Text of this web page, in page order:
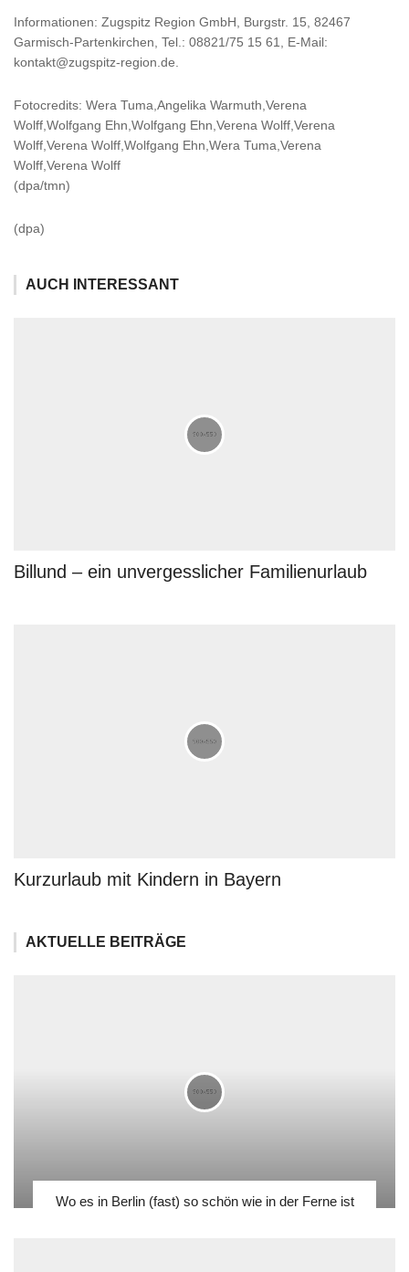
Informationen: Zugspitz Region GmbH, Burgstr. 15, 82467
Garmisch-Partenkirchen, Tel.: 08821/75 15 61, E-Mail:
kontakt@zugspitz-region.de.
Fotocredits: Wera Tuma,Angelika Warmuth,Verena
Wolff,Wolfgang Ehn,Wolfgang Ehn,Verena Wolff,Verena
Wolff,Verena Wolff,Wolfgang Ehn,Wera Tuma,Verena
Wolff,Verena Wolff
(dpa/tmn)
(dpa)
AUCH INTERESSANT
Billund – ein unvergesslicher Familienurlaub
Kurzurlaub mit Kindern in Bayern
AKTUELLE BEITRÄGE
Wo es in Berlin (fast) so schön wie in der Ferne ist